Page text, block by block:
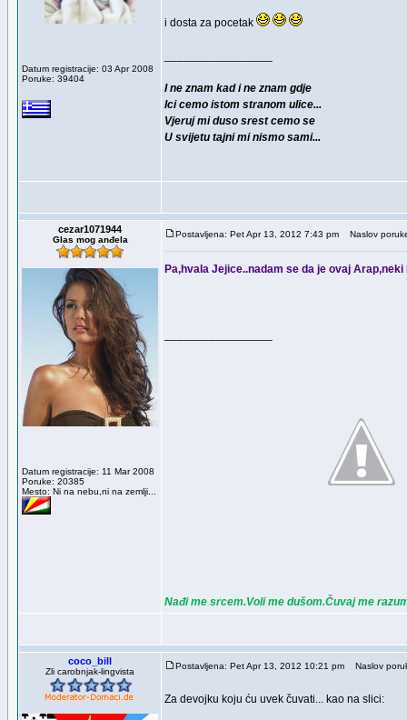
Datum registracije: 03 Apr 2008
Poruke: 39404
i dosta za pocetak
I ne znam kad i ne znam gdje
Ici cemo istom stranom ulice...
Vjeruj mi duso srest cemo se
U svijetu tajni mi nismo sami...
cezar1071944
Glas mog anđela
Datum registracije: 11 Mar 2008
Poruke: 20385
Mesto: Ni na nebu,ni na zemlji...
Postavljena: Pet Apr 13, 2012 7:43 pm Naslov
Pa,hvala Jejice..nadam se da je ovaj
Nađi me srcem.Voli me dušom.Čuvaj me
coco_bill
Zli carobnjak-lingvista
Postavljena: Pet Apr 13, 2012 10:21 pm Naslov
Za devojku koju ću uvek čuvati... kao na slici: